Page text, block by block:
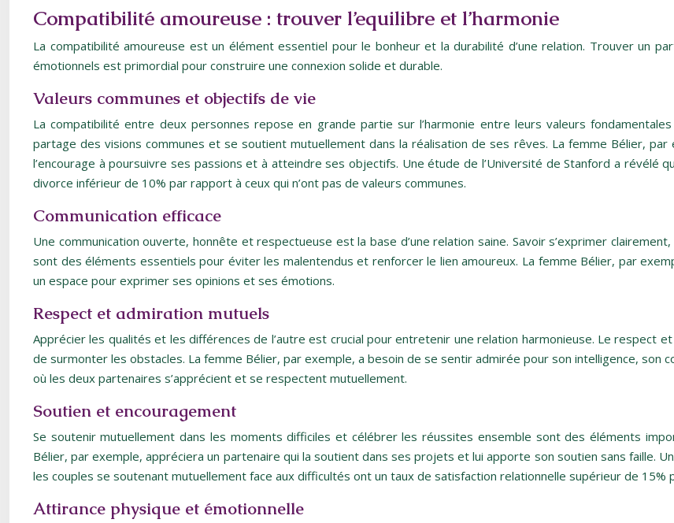
Compatibilité amoureuse : trouver l’equilibre et l’harmonie
La compatibilité amoureuse est un élément essentiel pour le bonheur et la durabilité d’une relation. Trouver un
émotionnels est primordial pour construire une connexion solide et durable.
Valeurs communes et objectifs de vie
La compatibilité entre deux personnes repose en grande partie sur l’harmonie entre leurs valeurs
partage des visions communes et se soutient mutuellement dans la réalisation de ses rêves. La femme Bélier,
l’encourage à poursuivre ses passions et à atteindre ses objectifs. Une étude de l’Université de Stanford a révélé
divorce inférieur de 10% par rapport à ceux qui n’ont pas de valeurs communes.
Communication efficace
Une communication ouverte, honnête et respectueuse est la base d’une relation saine. Savoir s’exprimer
sont des éléments essentiels pour éviter les malentendus et renforcer le lien amoureux. La femme Bélier, par
un espace pour exprimer ses opinions et ses émotions.
Respect et admiration mutuels
Apprécier les qualités et les différences de l’autre est crucial pour entretenir une relation harmonieuse. Le respect
de surmonter les obstacles. La femme Bélier, par exemple, a besoin de se sentir admirée pour son intelligence, son
où les deux partenaires s’apprécient et se respectent mutuellement.
Soutien et encouragement
Se soutenir mutuellement dans les moments difficiles et célébrer les réussites ensemble sont des éléments
Bélier, par exemple, appréciera un partenaire qui la soutient dans ses projets et lui apporte son soutien sans faille.
les couples se soutenant mutuellement face aux difficultés ont un taux de satisfaction relationnelle supérieur de 15%
Attirance physique et émotionnelle